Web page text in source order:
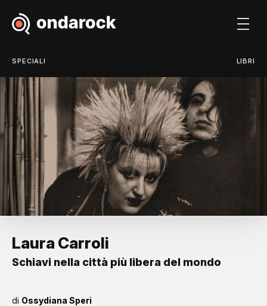
SPECIALI LIBRI
Laura Carroli
Schiavi nella città più libera del mondo
di Ossydiana Speri